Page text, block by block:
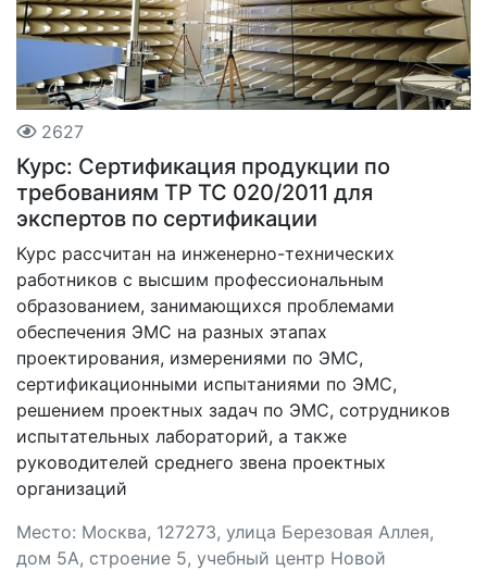
2627
Курс: Сертификация продукции по
требованиям ТР ТС 020/2011 для
экспертов по сертификации
Курс рассчитан на инженерно-технических
работников с высшим профессиональным
образованием, занимающихся проблемами
обеспечения ЭМС на разных этапах
проектирования, измерениями по ЭМС,
сертификационными испытаниями по ЭМС,
решением проектных задач по ЭМС, сотрудников
испытательных лабораторий, а также
руководителей среднего звена проектных
организаций
Место: Москва, 127273, улица Березовая Аллея,
дом 5А, строение 5, учебный центр Новой